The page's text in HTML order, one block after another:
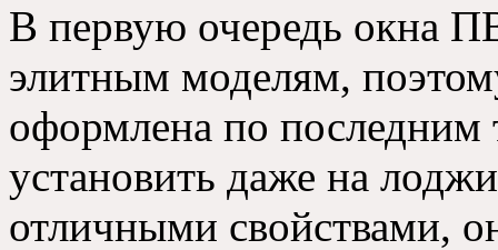
В первую очередь окна
элитным моделям,
оформлена по
установить даже на
отличными свойствами,